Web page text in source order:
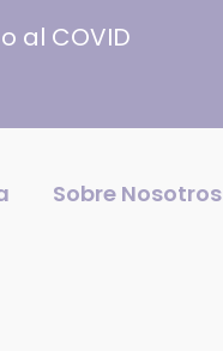
al COVID
Sobre Nosotros